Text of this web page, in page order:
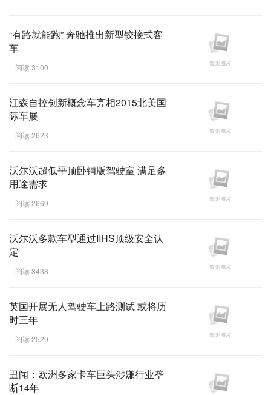
“有路就能跑” 奔驰推出新型铰接式客
车
阅读 3100
江森自控创新概念车亮相2015北美国
际车展
阅读 2623
沃尔沃超低平顶卧铺版驾驶室 满足多
用途需求
阅读 2669
沃尔沃多款车型通过IIHS顶级安全认
定
阅读 3438
英国开展无人驾驶车上路测试 或将历
时三年
阅读 2529
丑闻：欧洲多家卡车巨头涉嫌行业垄
断14年